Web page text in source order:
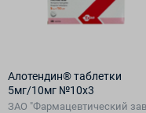
Алотендин® таблетки
5мг/10мг №10х3
ЗАО "Фармацевтический